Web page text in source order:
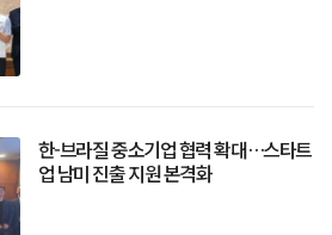
한-브라질 중소기업 협력 확대…스타트
업 남미 진출 지원 본격화